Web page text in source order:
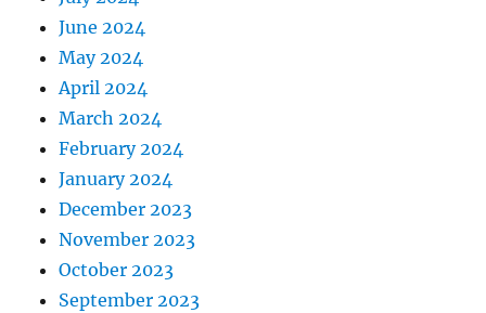
June 2024
May 2024
April 2024
March 2024
February 2024
January 2024
December 2023
November 2023
October 2023
September 2023